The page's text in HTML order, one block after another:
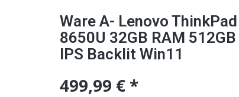
Ware A- Lenovo
8650U 32GB RAM
IPS Backlit Win11
499,99 € *